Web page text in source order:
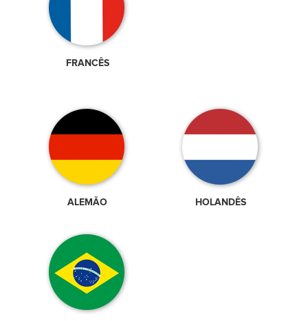
FRANCÊS
ALEMÃO HOLANDÊS